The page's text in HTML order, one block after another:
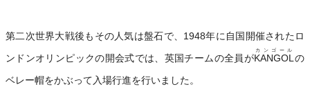
第二次世界大戦後もその人気は盤石で、1948年に自国開催されたロ
ンドンオリンピックの開会式では、英国チームの全員がKANGOL
カンゴール
の
ベレー帽をかぶって入場行進を行いました。